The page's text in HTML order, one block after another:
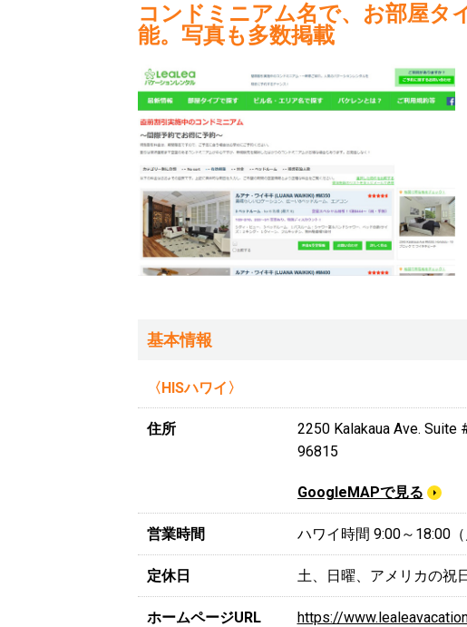
コンドミニアム名で、お部屋タ
能。写真も多数掲載
基本情報
〈HISハワイ〉
住所
2250 Kalakaua Ave.
96815
GoogleMAPで見る
営業時間 ハワイ時間 9:00～18:00（
定休日 土、日曜、アメリカの祝
ホームページURL https://